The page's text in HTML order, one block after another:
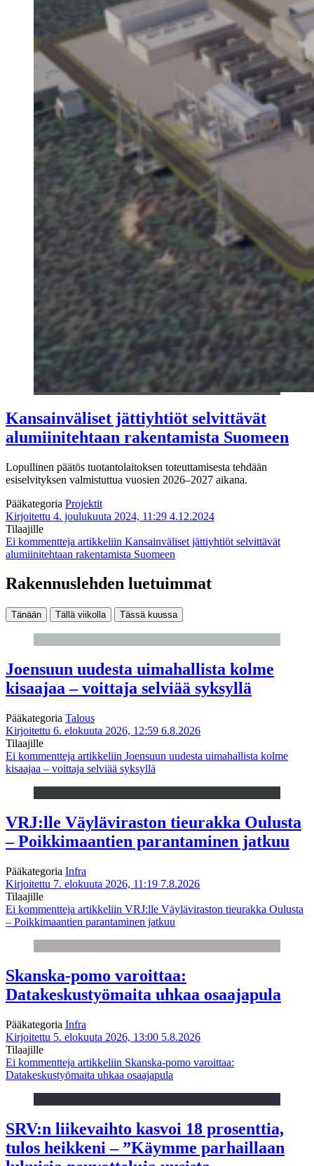
Kansainväliset jättiyhtiöt selvittävät
alumiinitehtaan rakentamista Suomeen
Lopullinen päätös tuotantolaitoksen toteuttamisesta tehdään
esiselvityksen valmistuttua vuosien 2026–2027 aikana.
Pääkategoria Projektit
Kirjoitettu 4. joulukuuta 2024, 11:29 4.12.2024
Tilaajille
Ei kommentteja artikkeliin Kansainväliset jättiyhtiöt selvittävät
alumiinitehtaan rakentamista Suomeen
Rakennuslehden luetuimmat
Tänään Tällä viikolla Tässä kuussa
Joensuun uudesta uimahallista kolme
kisaajaa – voittaja selviää syksyllä
Pääkategoria Talous
Kirjoitettu 6. elokuuta 2026, 12:59 6.8.2026
Tilaajille
Ei kommentteja artikkeliin Joensuun uudesta uimahallista kolme
kisaajaa – voittaja selviää syksyllä
VRJ:lle Väyläviraston tieurakka Oulusta
– Poikkimaantien parantaminen jatkuu
Pääkategoria Infra
Kirjoitettu 7. elokuuta 2026, 11:19 7.8.2026
Tilaajille
Ei kommentteja artikkeliin VRJ:lle Väyläviraston tieurakka Oulusta
– Poikkimaantien parantaminen jatkuu
Skanska-pomo varoittaa:
Datakeskustyömaita uhkaa osaajapula
Pääkategoria Infra
Kirjoitettu 5. elokuuta 2026, 13:00 5.8.2026
Tilaajille
Ei kommentteja artikkeliin Skanska-pomo varoittaa:
Datakeskustyömaita uhkaa osaajapula
SRV:n liikevaihto kasvoi 18 prosenttia,
tulos heikkeni – ”Käymme parhaillaan